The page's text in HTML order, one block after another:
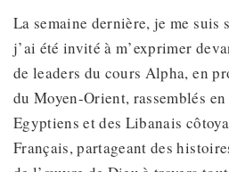
La semaine dernière, je me suis
j’ai été invité à m’exprimer
de leaders du cours Alpha, en
du Moyen-Orient, rassemblés
Egyptiens et des Libanais
Français, partageant des